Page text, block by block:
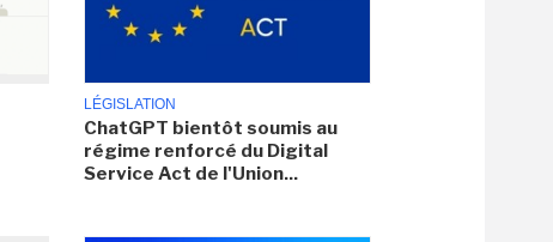
LÉGISLATION
ChatGPT bientôt soumis au
régime renforcé du Digital
Service Act de l'Union...